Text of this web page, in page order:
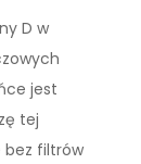
D w
jest
tej
bez filtrów